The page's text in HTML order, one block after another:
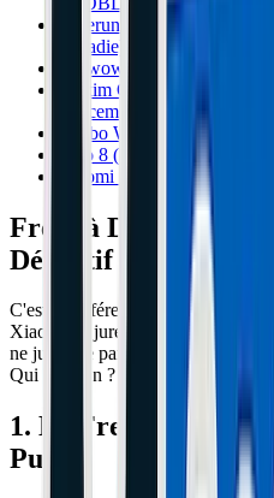
Teverun Fighter Supreme :
Maladie)
E-Twow : Vos pneus pleins
Inokim OXO : Régler la
grincement
Kaabo Wolf Warrior : Le
Zero 8 (et 9) : Régler le
Xiaomi Pro 2 : Pourquoi
Frein à Disque vs
Définitif 2026
C'est la différence fondamentale
Xiaomi ne jure que par le frein à
ne jure que par le frein à tambour
Qui a raison ? Tout dépend de
1. Le Frein à Disque
Pure)